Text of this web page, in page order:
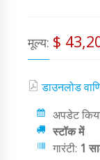
मूल्य: $
डाउनलोड
अपडेट
स्टॉक में
गारंटी: 1